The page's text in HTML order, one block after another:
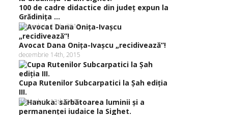
100 de cadre didactice din judeţ expun la
Grădiniţa ...
decembrie 17th, 2015
Avocat Dana Oniţa-Ivaşcu „recidivează”!
decembrie 14th, 2015
Cupa Rutenilor Subcarpatici la Şah ediţia
III.
decembrie 13th, 2015